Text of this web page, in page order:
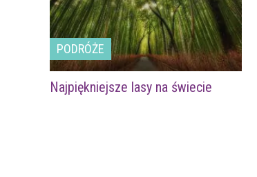
PODRÓŻE
Najpiękniejsze lasy na świecie